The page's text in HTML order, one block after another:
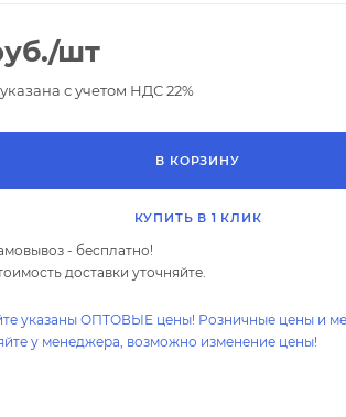
/шт
с учетом НДС 22%
В КОРЗИНУ
КУПИТЬ В 1 КЛИК
- бесплатно!
доставки уточняйте.
указаны ОПТОВЫЕ цены! Розничные цены и
у менеджера, возможно изменение цены!